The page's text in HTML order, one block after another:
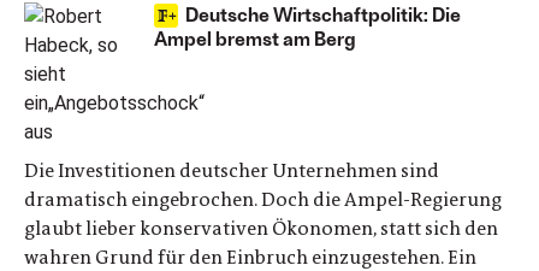
Deutsche Wirtschaftpolitik: Die
Ampel bremst am Berg
Die Investitionen deutscher Unternehmen sind
dramatisch eingebrochen. Doch die Ampel-Regierung
glaubt lieber konservativen Ökonomen, statt sich den
wahren Grund für den Einbruch einzugestehen. Ein